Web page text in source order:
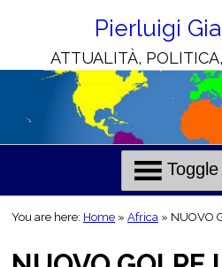
Pierluigi
ATTUALITÀ,
You are here: Home » Africa » NUOVO